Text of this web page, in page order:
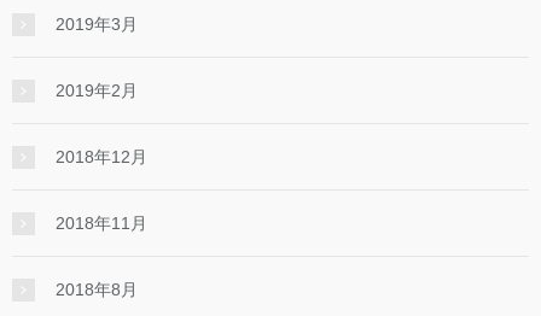
2019年3月
2019年2月
2018年12月
2018年11月
2018年8月